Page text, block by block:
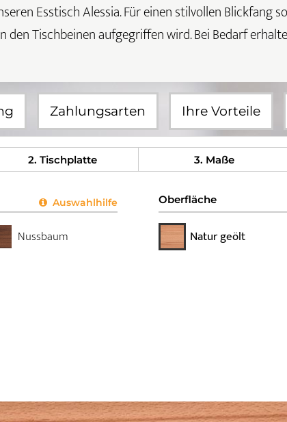
Esstisch Alessia. Für einen stilvollen Blickfang
den Tischbeinen aufgegriffen wird. Bei Bedarf
Zahlungsarten Ihre Vorteile
2. Tischplatte 3. Maße
Auswahlhilfe
Nussbaum
Oberfläche
Natur geölt